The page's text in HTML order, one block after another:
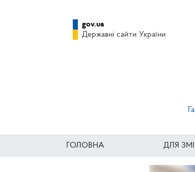
gov.ua
Державні сайти України
ГОЛОВНА ДЛЯ ЗМІ